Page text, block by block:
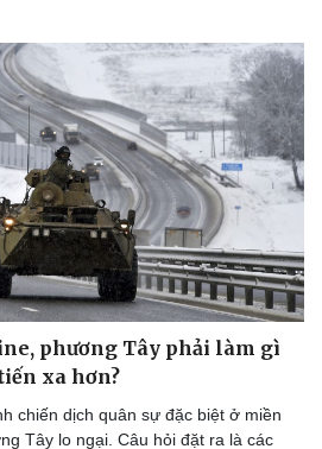
phương Tây phải làm gì
xa hơn?
chiến dịch quân sự đặc biệt ở miền
Tây lo ngại. Câu hỏi đặt ra là các